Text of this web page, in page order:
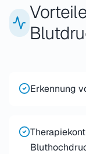
Erkennung